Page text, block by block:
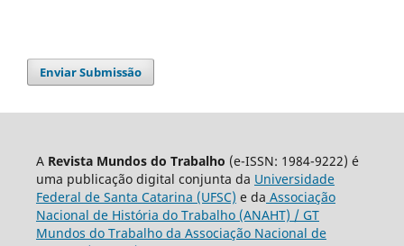
Enviar Submissão
A Revista Mundos do Trabalho (e-ISSN: 1984-9222) é
uma publicação digital conjunta da Universidade
Federal de Santa Catarina (UFSC) e da Associação
Nacional de História do Trabalho (ANAHT) / GT
Mundos do Trabalho da Associação Nacional de